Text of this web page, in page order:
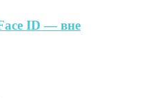
ID — вне